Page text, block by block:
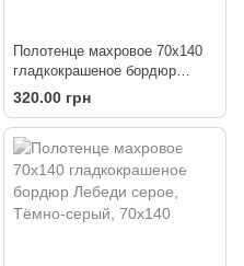
Полотенце махровое 70х140
гладкокрашеное бордюр
Лебеди розовое
320.00 грн